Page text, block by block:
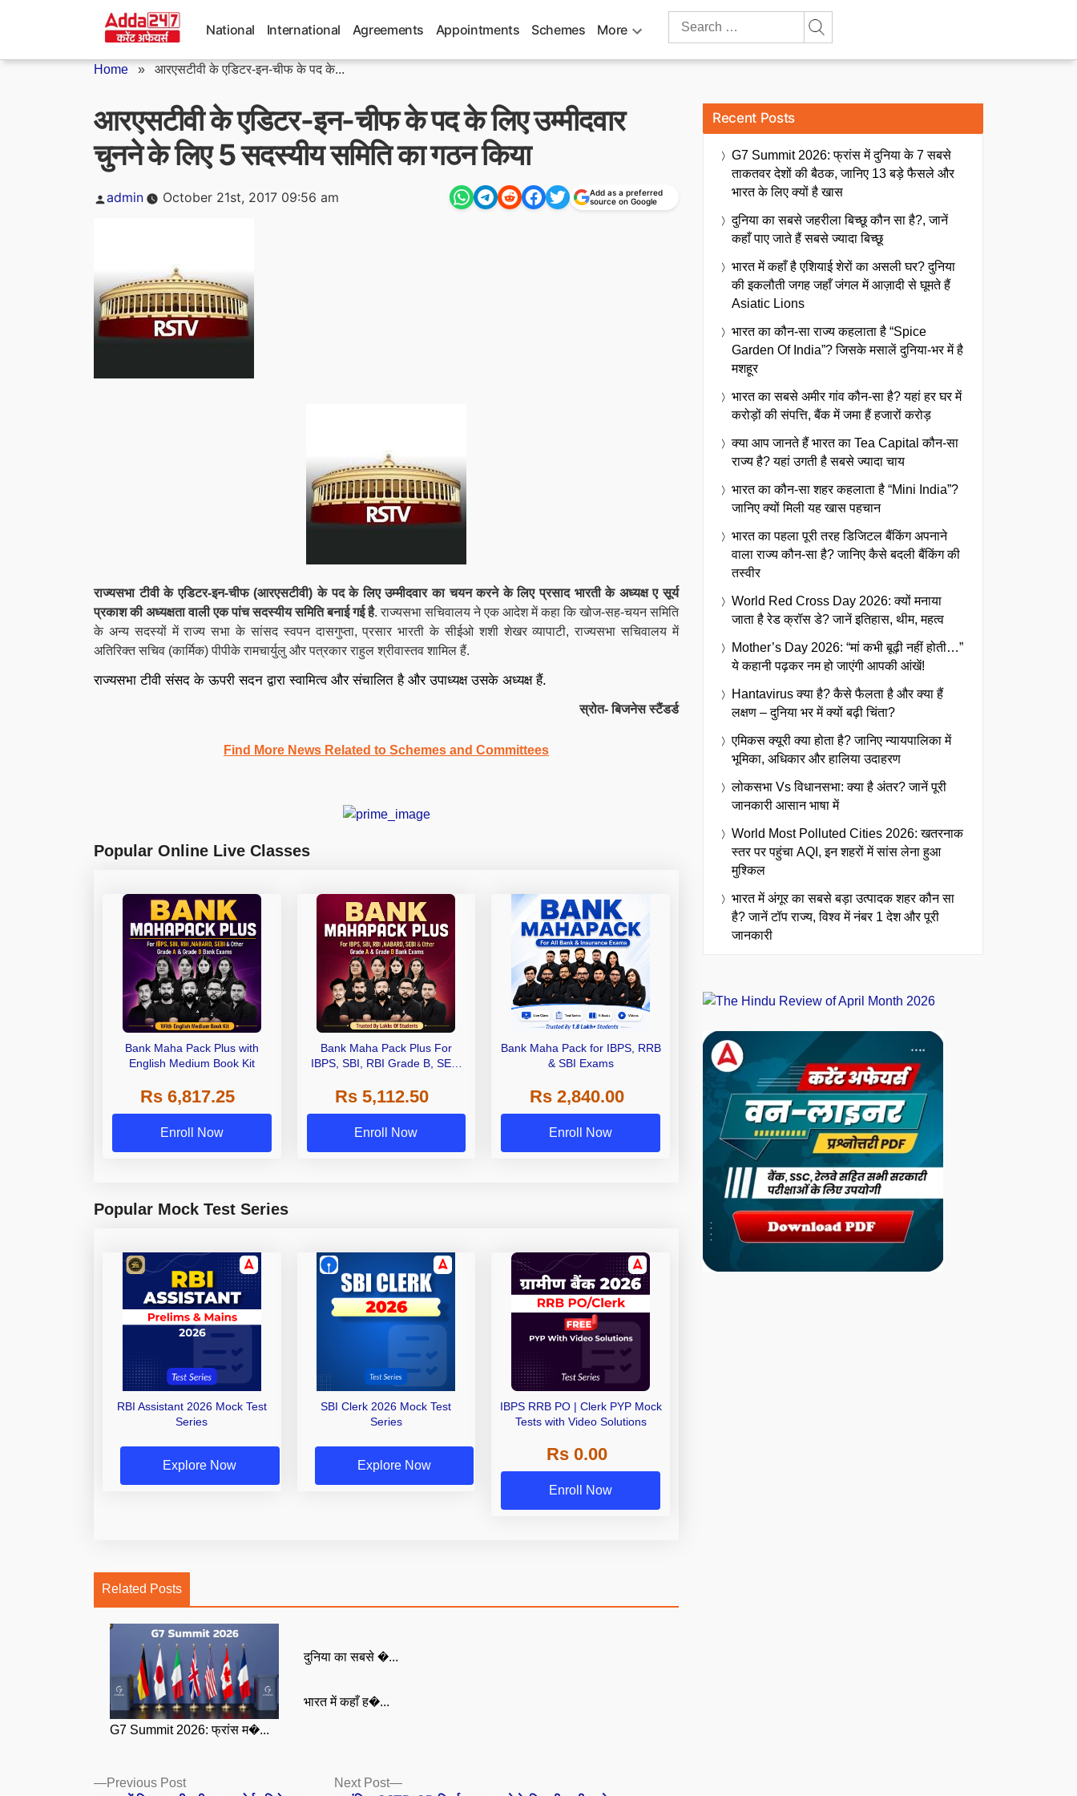
National International Agreements Appointments Schemes More
Search
Home » आरएसटीवी के एडिटर-इन-चीफ के पद के...
आरएसटीवी के एडिटर-इन-चीफ के पद के लिए उम्मीदवार
चुनने के लिए 5 सदस्यीय समिति का गठन किया
Posted
admin October 21st, 2017 09:56 am
Add as a preferred
source on Google
राज्यसभा टीवी के एडिटर-इन-चीफ (आरएसटीवी) के पद के लिए उम्मीदवार का चयन करने के लिए प्रसाद भारती के अध्यक्ष ए सूर्य
प्रकाश की अध्यक्षता वाली एक पांच सदस्यीय समिति बनाई गई है. राज्यसभा सचिवालय ने एक आदेश में कहा कि खोज-सह-चयन समिति
के अन्य सदस्यों में राज्य सभा के सांसद स्वपन दासगुप्ता, प्रसार भारती के सीईओ शशी शेखर व्यापाटी, राज्यसभा सचिवालय में
अतिरिक्त सचिव (कार्मिक) पीपीके रामचार्युलु और पत्रकार राहुल श्रीवास्तव शामिल हैं.
राज्यसभा टीवी संसद के ऊपरी सदन द्वारा स्वामित्व और संचालित है और उपाध्यक्ष उसके अध्यक्ष हैं.
स्रोत- बिजनेस स्टैंडर्ड
Find More News Related to Schemes and Committees
Popular Online Live Classes
Bank Maha Pack Plus with
English Medium Book Kit
Rs 6,817.25
Enroll Now
Bank Maha Pack Plus For
IBPS, SBI, RBI Grade B, SEBI
Other Grade A & Grade B Bank
Exams
Rs 5,112.50
Enroll Now
Bank Maha Pack for IBPS, RRB
& SBI Exams
Rs 2,840.00
Enroll Now
Popular Mock Test Series
RBI Assistant 2026 Mock Test
Series
Explore Now
SBI Clerk 2026 Mock Test
Series
Explore Now
IBPS RRB PO | Clerk PYP Mock
Tests with Video Solutions
Rs 0.00
Enroll Now
Related Posts
G7 Summit 2026: फ्रांस म�...
दुनिया का सबसे �...
भारत में कहाँ ह�...
Posts
Previous PostPrevious
Next Post
Next
Recent Posts
G7 Summit 2026: फ्रांस में दुनिया के 7 सबसे
ताकतवर देशों की बैठक, जानिए 13 बड़े फैसले और
भारत के लिए क्यों है खास
दुनिया का सबसे जहरीला बिच्छू कौन सा है?, जानें
कहाँ पाए जाते हैं सबसे ज्यादा बिच्छू
भारत में कहाँ है एशियाई शेरों का असली घर? दुनिया
की इकलौती जगह जहाँ जंगल में आज़ादी से घूमते हैं
Asiatic Lions
भारत का कौन-सा राज्य कहलाता है “Spice
Garden Of India”? जिसके मसालें दुनिया-भर में है
मशहूर
भारत का सबसे अमीर गांव कौन-सा है? यहां हर घर में
करोड़ों की संपत्ति, बैंक में जमा हैं हजारों करोड़
क्या आप जानते हैं भारत का Tea Capital कौन-सा
राज्य है? यहां उगती है सबसे ज्यादा चाय
भारत का कौन-सा शहर कहलाता है “Mini India”?
जानिए क्यों मिली यह खास पहचान
भारत का पहला पूरी तरह डिजिटल बैंकिंग अपनाने
वाला राज्य कौन-सा है? जानिए कैसे बदली बैंकिंग की
तस्वीर
World Red Cross Day 2026: क्यों मनाया
जाता है रेड क्रॉस डे? जानें इतिहास, थीम, महत्व
Mother’s Day 2026: “मां कभी बूढ़ी नहीं होती…”
ये कहानी पढ़कर नम हो जाएंगी आपकी आंखें!
Hantavirus क्या है? कैसे फैलता है और क्या हैं
लक्षण – दुनिया भर में क्यों बढ़ी चिंता?
एमिकस क्यूरी क्या होता है? जानिए न्यायपालिका में
भूमिका, अधिकार और हालिया उदाहरण
लोकसभा Vs विधानसभा: क्या है अंतर? जानें पूरी
जानकारी आसान भाषा में
World Most Polluted Cities 2026: खतरनाक
स्तर पर पहुंचा AQI, इन शहरों में सांस लेना हुआ
मुश्किल
भारत में अंगूर का सबसे बड़ा उत्पादक शहर कौन सा
है? जानें टॉप राज्य, विश्व में नंबर 1 देश और पूरी
जानकारी